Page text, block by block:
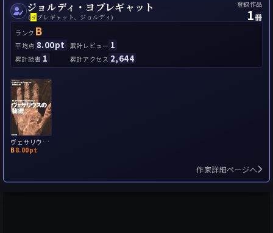
ジョルディ・ヨブレギャット
(ヨブレギャット、ジョルディ)
登録作品
1冊
ランク B
平均点 8.00pt 累計レビュー 1
累計読書 1 累計アクセス 2,644
ヴェサリウスの秘密
B8.00pt
作家詳細ページへ